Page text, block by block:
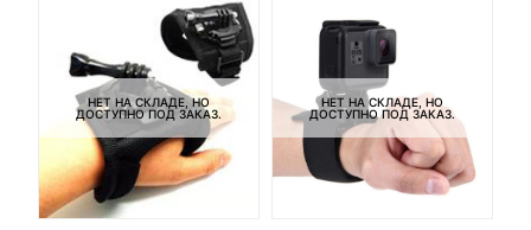
НЕТ НА СКЛАДЕ, НО
ДОСТУПНО ПОД ЗАКАЗ.
НЕТ НА СКЛАДЕ, НО
ДОСТУПНО ПОД ЗАКАЗ.